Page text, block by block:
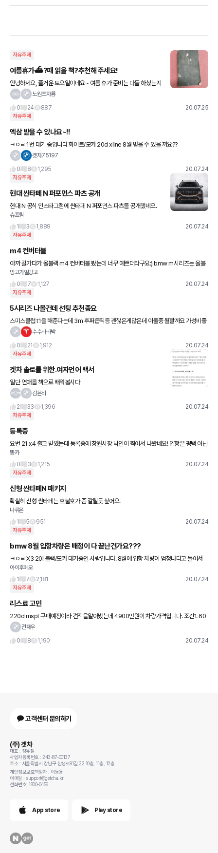
자유주제
여름휴가⛴?때 읽을 책?추천해 주세요!
안녕하세요, 즐거운 토요일이네요~ 여름 휴가 준비는 다들 하셨는지
요? 책 즐겨 읽거나, 좋아하시는 분들도 있을 듯하여, 여름 휴가 때 읽
노원조자룡
0
24 887 20.07.25
자유주제
엑삼 받을 수 있나요~!!
ㅋㅇㄹ 1번 대기 중입니다 화이트/모카 20d xline 8월 받을 수 있을 까요??
겟차75197
0
8 1,295 20.07.24
자유주제
현대 싼타페 N 퍼포먼스 파츠 공개
현대 N 공식 인스타그램에 싼타페 N 퍼포먼스 파츠를 공개했네요.
휠 빼고는 마음에 듭니다. 제 개인적으로는요. 사진은 현대 N 공식 인
스타그램에서 퍼왔습니다.
슈프림
1
3 1,889 20.07.24
자유주제
m4 컨버터블
아까 길가다가 올블랙 m4 컨버터블 봤는데 너무 예쁘더라구요:) bmw m시리즈는 올블
랙이 제일 멋진듯 합니다...
망고가얼망고
0
7 1,127 20.07.24
자유주제
5시리즈 나올건데 선팅 추천좀요
스미스클럽 t1을 해준다는데 3m 후퍼옵틱등 괜찮은게많은데 이둘중 뭘할까요 가성비좋
고 괜찮은거 추천해주세요 종류랑요!!
수수바바박
0
21 1,912 20.07.24
자유주제
겟차 솔로를 위한.여자언어 백서
일단 연애를 책으로 배워봅시다
검은비
2
33 1,396 20.07.24
자유주제
등록증
요번 21 x4 출고 받았는데 등록증에 창원시장 낙인이 찍어서 나왔네요! 입항은 평택 아닌
가요?
똥카
0
3 1,215 20.07.24
자유주제
신형 싼타페N 패키지
확실히 신형 싼타페는 호불호가 좀 갈릴듯 싶어요.
나류온
1
5 951 20.07.24
자유주제
bmw 8월 입항차량은 배정이 다 끝난건가요???
ㅋㅇㄹ X3 20i 블랙/모카 대기중인 사람입니다. 8월에 입항 차량이 엄청나다고 들어서
큰 기대를 하고 있었습니다. 소식을 기다리고 있었는데... 며칠 전 8월 배정 후 대기 13번
에서 9번으로
아이후에오
1
7 2,181 20.07.24
자유주제
리스료 고민
220d mspt 구매예정이라 견적을알아봤는데 4900만원이 차량가격입니다. 조건1. 60
0만원할인 잔존가치42퍼 보증금0원 60개월 월리스료 약 60만원 타사캐피탈 조건2. 4
전재우
0
8 1,190 20.07.24
고객센터 문의하기
(주) 겟차
대표 : 정유철
사업자등록번호 : 243-87-00137
주소 : 서울특별시 강남구 삼성로91길 32 10층, 11층, 12층
개인정보보호책임자 : 이동용
이메일 : support@getcha.kr
전화번호: 1800-0456
App store Play store